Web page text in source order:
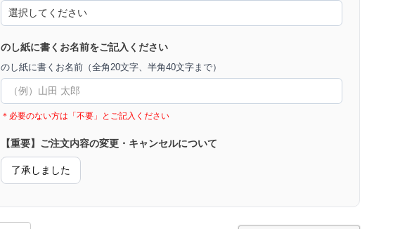
のし紙に書くお名前をご記入ください
のし紙に書くお名前（全角20文字、半角40文字まで）
＊必要のない方は「不要」とご記入ください
【重要】ご注文内容の変更・キャンセルについて
了承しました